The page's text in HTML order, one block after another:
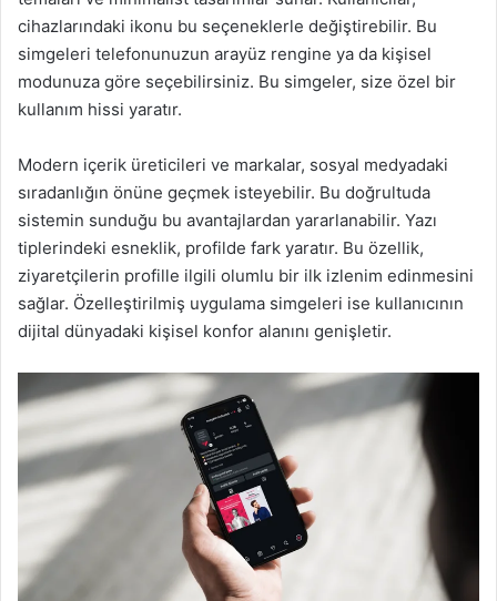
cihazlarındaki ikonu bu seçeneklerle değiştirebilir. Bu
simgeleri telefonunuzun arayüz rengine ya da kişisel
modunuza göre seçebilirsiniz. Bu simgeler, size özel bir
kullanım hissi yaratır.
Modern içerik üreticileri ve markalar, sosyal medyadaki
sıradanlığın önüne geçmek isteyebilir. Bu doğrultuda
sistemin sunduğu bu avantajlardan yararlanabilir. Yazı
tiplerindeki esneklik, profilde fark yaratır. Bu özellik,
ziyaretçilerin profille ilgili olumlu bir ilk izlenim edinmesini
sağlar. Özelleştirilmiş uygulama simgeleri ise kullanıcının
dijital dünyadaki kişisel konfor alanını genişletir.